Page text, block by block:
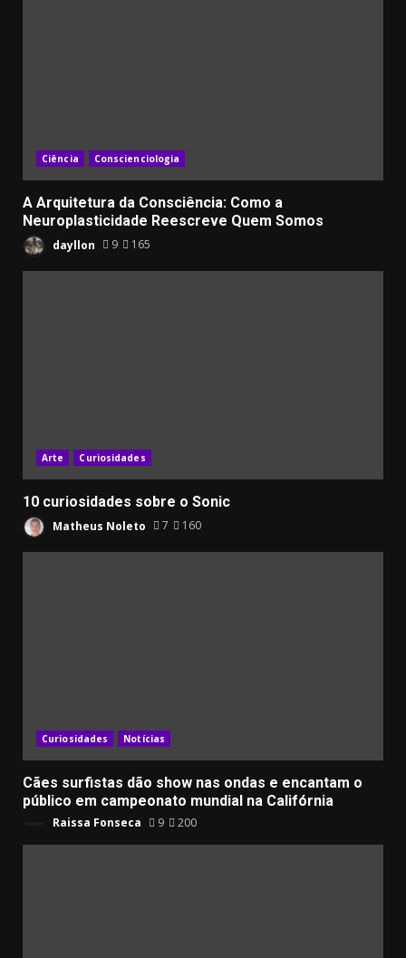
Ciência Conscienciologia
A Arquitetura da Consciência: Como a
Neuroplasticidade Reescreve Quem Somos
dayllon 9 165
Arte Curiosidades
10 curiosidades sobre o Sonic
Matheus Noleto 7 160
Curiosidades Notícias
Cães surfistas dão show nas ondas e encantam o
público em campeonato mundial na Califórnia
Raissa Fonseca 9 200